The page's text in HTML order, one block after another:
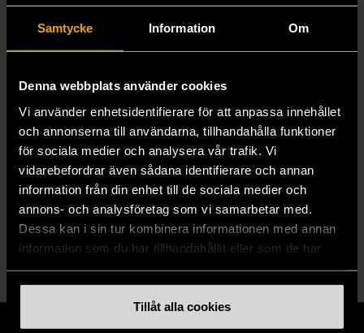
Samtycke Information Om
Denna webbplats använder cookies
Vi använder enhetsidentifierare för att anpassa innehållet
och annonserna till användarna, tillhandahålla funktioner
för sociala medier och analysera vår trafik. Vi
vidarebefordrar även sådana identifierare och annan
information från din enhet till de sociala medier och
annons- och analysföretag som vi samarbetar med.
Dessa kan i sin tur kombinera informationen med annan
information som du har tillhandahållit eller som de har
Tillåt alla cookies
Age 9+
Varumärke Oink Games
Produkten är unik och finns enbart som 1 st i lager.
Fri frakt på alla köp över 990 kr.
14 dagars ångerrät.